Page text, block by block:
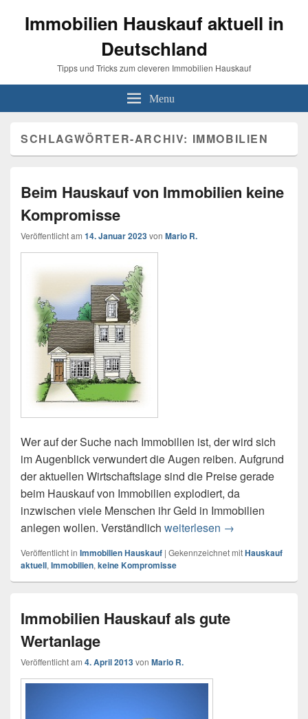
Immobilien Hauskauf aktuell in
Deutschland
Tipps und Tricks zum cleveren Immobilien Hauskauf
Menu
SCHLAGWÖRTER-ARCHIV: IMMOBILIEN
Beim Hauskauf von Immobilien keine
Kompromisse
Veröffentlicht am 14. Januar 2023von Mario R.
Wer auf der Suche nach Immobilien ist, der wird sich
im Augenblick verwundert die Augen reiben. Aufgrund
der aktuellen Wirtschaftslage sind die Preise gerade
beim Hauskauf von Immobilien explodiert, da
inzwischen viele Menschen ihr Geld in Immobilien
anlegen wollen. Verständlich weiterlesen Beim Hauskauf
→
Veröffentlicht in Immobilien Hauskauf | Gekennzeichnet mitHauskauf
aktuell, Immobilien, keine Kompromisse
Immobilien Hauskauf als gute
Wertanlage
Veröffentlicht am 4. April 2013von Mario R.